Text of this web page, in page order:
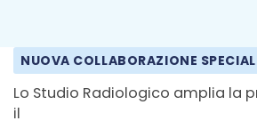
NUOVA COLLABORAZIONE
Lo Studio Radiologico amplia la
il